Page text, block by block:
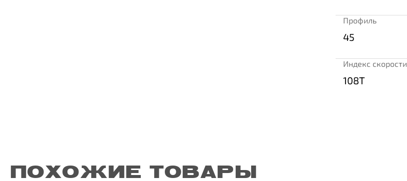
Профиль
45
Индекс скорости
108T
ПОХОЖИЕ ТОВАРЫ